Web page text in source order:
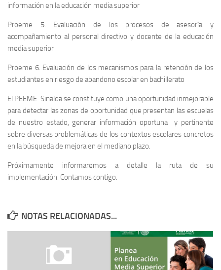
información en la educación media superior
Proeme 5. Evaluación de los procesos de asesoría y
acompañamiento al personal directivo y docente de la educación
media superior
Proeme 6. Evaluación de los mecanismos para la retención de los
estudiantes en riesgo de abandono escolar en bachillerato
El PEEME Sinaloa se constituye como una oportunidad inmejorable
para detectar las zonas de oportunidad que presentan las escuelas
de nuestro estado, generar información oportuna y pertinente
sobre diversas problemáticas de los contextos escolares concretos
en la búsqueda de mejora en el mediano plazo.
Próximamente informaremos a detalle la ruta de su
implementación. Contamos contigo.
NOTAS RELACIONADAS...